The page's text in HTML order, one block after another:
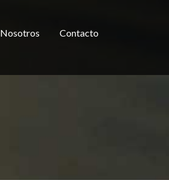
Nosotros Contacto